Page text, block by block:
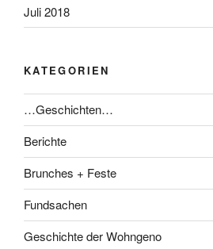
Juli 2018
KATEGORIEN
…Geschichten…
Berichte
Brunches + Feste
Fundsachen
Geschichte der Wohngeno